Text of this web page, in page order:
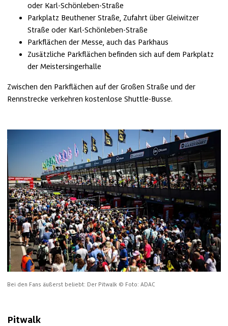
oder Karl-Schönleben-Straße
Parkplatz Beuthener Straße, Zufahrt über Gleiwitzer
Straße oder Karl-Schönleben-Straße
Parkflächen der Messe, auch das Parkhaus
Zusätzliche Parkflächen befinden sich auf dem Parkplatz
der Meistersingerhalle
Zwischen den Parkflächen auf der Großen Straße und der
Rennstrecke verkehren kostenlose Shuttle-Busse.
Bei den Fans äußerst beliebt: Der Pitwalk © Foto: ADAC
Pitwalk